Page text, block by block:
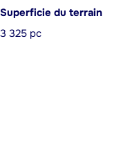
Superficie du terrain
3 325 pc